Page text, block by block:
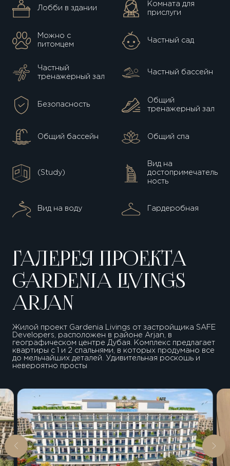
Лобби в здании
Комната для
прислуги
Можно с
питомцем
Частный сад
Частный
тренажерный зал
Частный бассейн
Безопасность
Общий
тренажерный зал
Общий бассейн Общий спа
(Study)
Вид на
достопримечатель
ность
Вид на воду Гардеробная
ГАЛЕРЕЯ ПРОЕКТА
GARDENIA LIVINGS
ARJAN
Жилой проект Gardenia Livings от застройщика SAFE
Developers, расположен в районе Аrjan, в
географическом центре Дубая. Комплекс предлагает
квартиры с 1 и 2 спальнями, в которых продумано все
до мельчайших деталей. Удивительная роскошь и
невероятно просты